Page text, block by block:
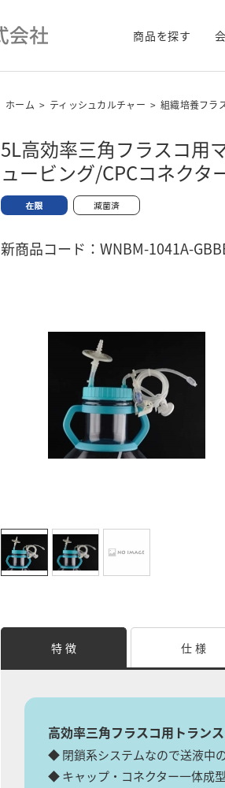
商品を探す
ホーム > ティッシュカルチャー > 組織培養フラ
5L高効率三角フラスコ用
ュービング/CPCコネク
新商品コード：WNBM-1041A-
特 徴 仕 様
高効率三角フラスコ用トラン
◆ 閉鎖系システムなので送液中
◆ キャップ・コネクター一体成